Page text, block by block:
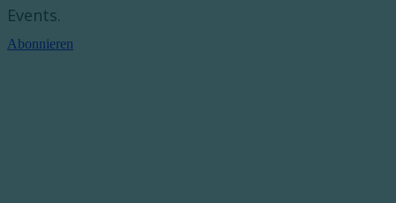
Events.
Abonnieren